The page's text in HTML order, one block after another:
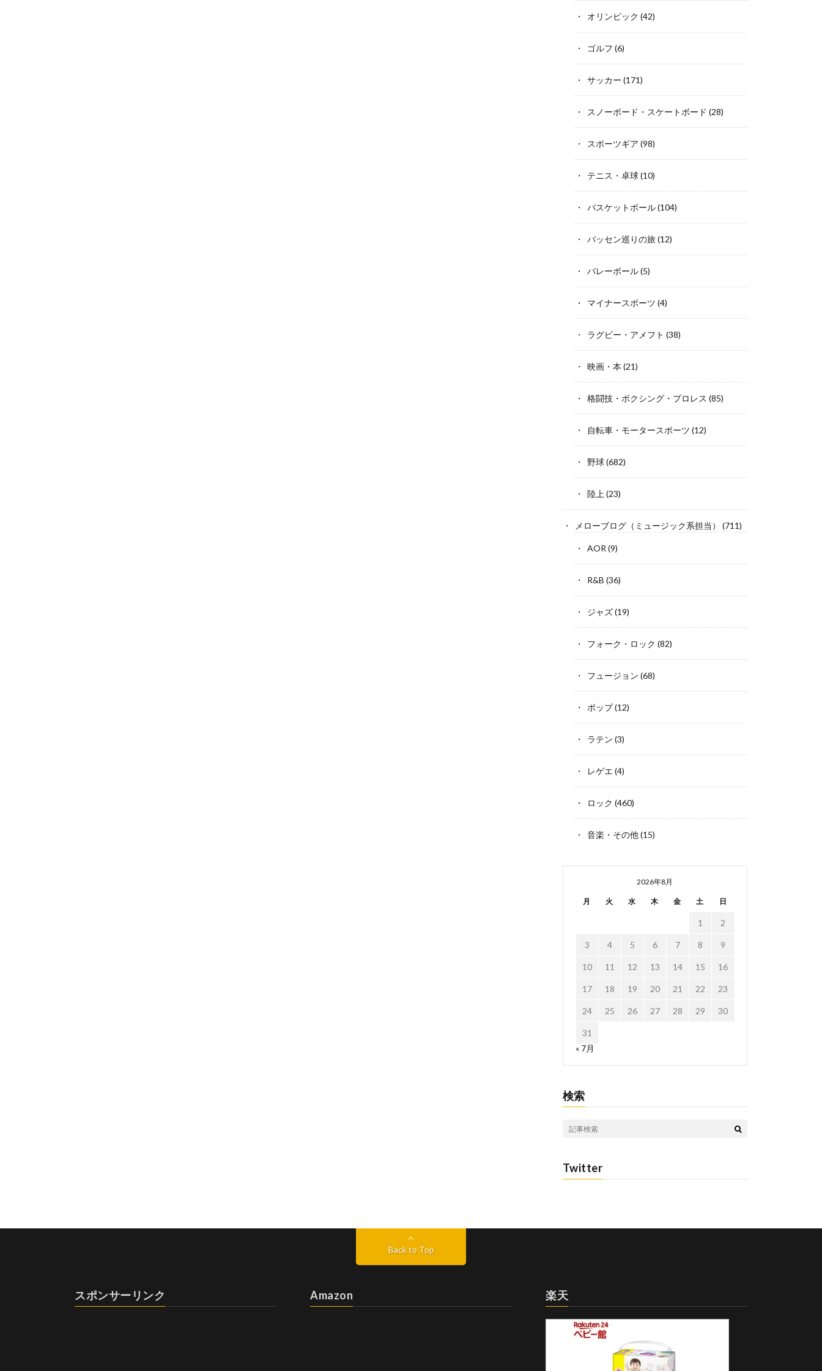
オリンピック (42)
ゴルフ (6)
サッカー (171)
スノーボード・スケートボード (28)
スポーツギア (98)
テニス・卓球(10)
バスケットボール(104)
バッセン巡りの旅(12)
バレーボール(5)
マイナースポーツ (4)
ラグビー・アメフト (38)
映画・本 (21)
格闘技・ボクシング・プロレス (85)
自転車・モータースポーツ (12)
野球(682)
陸上 (23)
メローブログ（ミュージック系担当） (711)
AOR (9)
R&B (36)
ジャズ(19)
フォーク・ロック (82)
フュージョン (68)
ポップ(12)
ラテン (3)
レゲエ (4)
ロック (460)
音楽・その他(15)
2026年8月
月 火 水 木 金 土 日
1 2
3 4 5 6 7 8 9
10 11 12 13 14 15 16
17 18 19 20 21 22 23
24 25 26 27 28 29 30
31
« 7月
検索
Twitter
Back to Top
スポンサーリンク Amazon 楽天